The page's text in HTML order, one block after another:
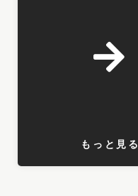
もっと見る